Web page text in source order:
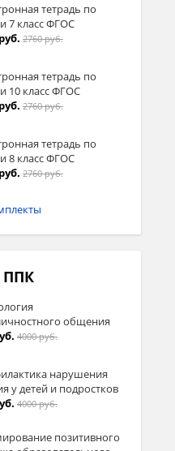
тетрадь по
7 класс ФГОС
2760 руб.
тетрадь по
10 класс ФГОС
2760 руб.
тетрадь по
8 класс ФГОС
2760 руб.
ППК
общения
4000 руб.
нарушения
у детей и подростков
4000 руб.
позитивного